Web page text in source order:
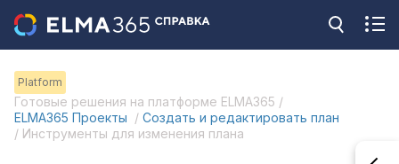
Platform
Готовые решения на платформе ELMA365 /
ELMA365 Проекты / Создать и редактировать план
/ Инструменты для изменения плана